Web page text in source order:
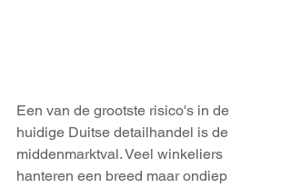
Een van de grootste risico's in de
huidige Duitse detailhandel is de
middenmarktval. Veel winkeliers
hanteren een breed maar ondiep